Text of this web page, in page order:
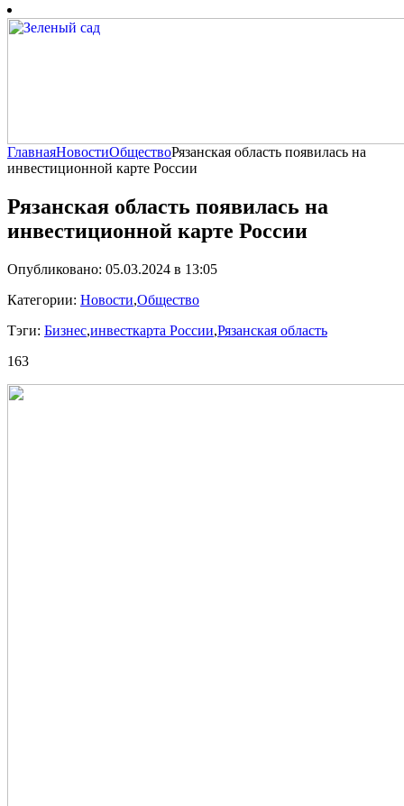
ГлавнаяНовостиОбществоРязанская область появилась на
инвестиционной карте России
Рязанская область появилась на
инвестиционной карте России
Опубликовано: 05.03.2024 в 13:05
Категории: Новости,Общество
Тэги: Бизнес,инвесткарта России,Рязанская область
163